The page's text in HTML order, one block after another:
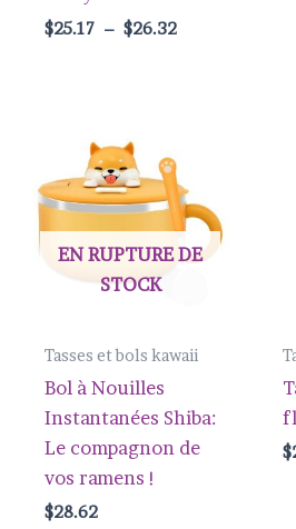
$25.17 – $26.32
EN RUPTURE DE
STOCK
Tasses et bols kawaii
Bol à Nouilles
Instantanées Shiba:
Le compagnon de
vos ramens !
$28.62
$